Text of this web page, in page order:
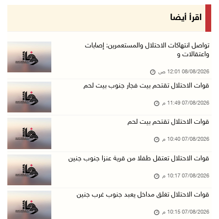
مستعمرون يهاجمون مساكن المواطنين في خربة الحم ...
بعد تجديد منع زيارات المعتقلين: أبو الحمص يدع ...
الرئاسة ترحب بإطلاق السعودية التحالف البحري ا ...
07/آب/2026 06:17 م
(محدث) نابلس: إصابة مواطن واعتقاله إثر هجوم ل ...
07/آب/2026 06:04 م
الرئاسة ترحب باتفاقية مكة للدفاع المشترك بين ...
بيروت: اللجنة الفنية للمجلس الوطني تناقش التر ...
07/آب/2026 03:31 م
اقرأ أيضا
تواصل انتهاكات الاحتلال والمستعمرين: إصابات
واعتقالات و
08/08/2026 12:01 ص
قوات الاحتلال تقتحم بيت فجار جنوب بيت لحم
07/08/2026 11:49 م
قوات الاحتلال تقتحم بيت لحم
07/08/2026 10:40 م
قوات الاحتلال تعتقل طفلا من قرية عنزا جنوب جنين
07/08/2026 10:17 م
قوات الاحتلال تغلق مداخل يعبد جنوب غرب جنين
07/08/2026 10:15 م